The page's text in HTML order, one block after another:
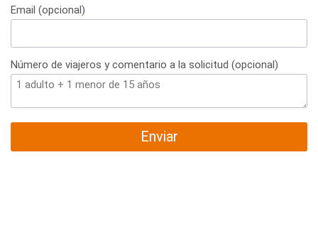
Email (opcional)
Número de viajeros y comentario a la solicitud (opcional)
Enviar